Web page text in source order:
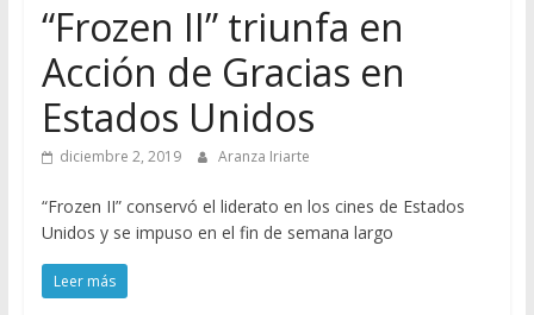
“Frozen II” triunfa en
Acción de Gracias en
Estados Unidos
diciembre 2, 2019 Aranza Iriarte
“Frozen II” conservó el liderato en los cines de Estados
Unidos y se impuso en el fin de semana largo
Leer más